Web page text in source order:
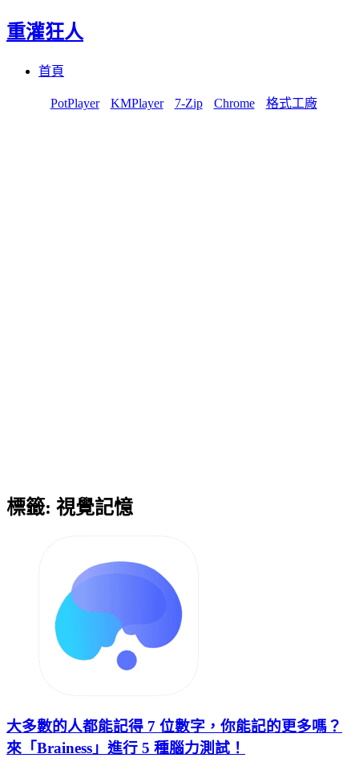
重灌狂人
首頁
PotPlayer KMPlayer 7-Zip Chrome 格式工廠
標籤: 視覺記憶
大多數的人都能記得 7 位數字，你能記的更多嗎？
來「Brainess」進行 5 種腦力測試！